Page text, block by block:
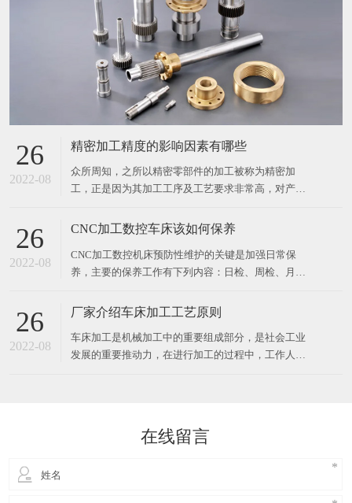
26
2022-08
精密加工精度的影响因素有哪些
众所周知，之所以精密零部件的加工被称为精密加
工，正是因为其加工工序及工艺要求非常高，对产品
了位置的精度，尺寸的精度，形状的精度等。 下面介
转跳动能对零件的加工精度产生一定的误差。 （2）
机床导轨的精度不准
26
2022-08
CNC加工数控车床该如何保养
CNC加工数控机床预防性维护的关键是加强日常保
养，主要的保养工作有下列内容：日检、周检、月
养具体如下： 1. CNC加工数控机床的日检 其主要项
却系统、气压系统。日检就是根据各系统的正常情况
来加以检
26
2022-08
厂家介绍车床加工工艺原则
车床加工是机械加工中的重要组成部分，是社会工业
发展的重要推动力，在进行加工的过程中，工作人员
要在精度较高的机床上在线留言